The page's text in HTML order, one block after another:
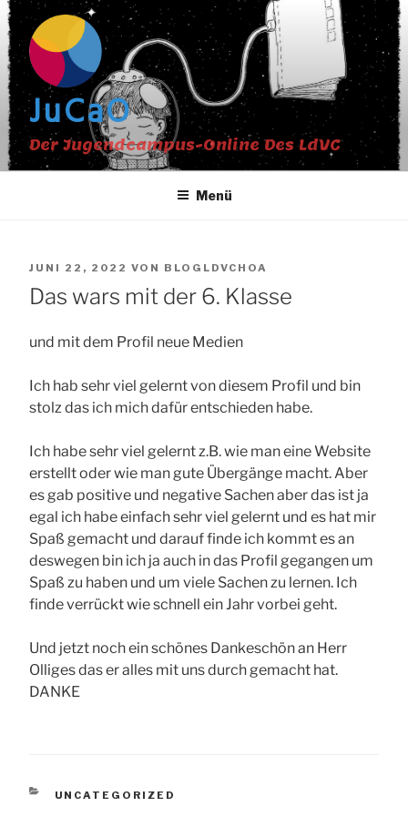
Zum
Inhalt
springen
JuCaO
Der Jugendcampus-Online Des LdVC
Menü
VERÖFFENTLICHT
AM
JUNI 22, 2022 VON BLOGLDVCHOA
Das wars mit der 6. Klasse
und mit dem Profil neue Medien
Ich hab sehr viel gelernt von diesem Profil und bin
stolz das ich mich dafür entschieden habe.
Ich habe sehr viel gelernt z.B. wie man eine Website
erstellt oder wie man gute Übergänge macht. Aber
es gab positive und negative Sachen aber das ist ja
egal ich habe einfach sehr viel gelernt und es hat mir
Spaß gemacht und darauf finde ich kommt es an
deswegen bin ich ja auch in das Profil gegangen um
Spaß zu haben und um viele Sachen zu lernen. Ich
finde verrückt wie schnell ein Jahr vorbei geht.
Und jetzt noch ein schönes Dankeschön an Herr
Olliges das er alles mit uns durch gemacht hat.
DANKE
KATEGORIEN
UNCATEGORIZED